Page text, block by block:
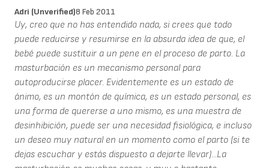
Adri (unverified)8 Feb 2011
Uy, creo que no has entendido nada, si crees que todo
puede reducirse y resumirse en la absurda idea de que, el
bebé puede sustituir a un pene en el proceso de parto. La
masturbación es un mecanismo personal para
autoproducirse placer. Evidentemente es un estado de
ánimo, es un montón de química, es un estado personal, es
una forma de quererse a uno mismo, es una muestra de
desinhibición, puede ser una necesidad fisiológica, e incluso
un deseo muy natural en un momento como el parto (si te
dejas escuchar y estás dispuesto a dejarte llevar)...La